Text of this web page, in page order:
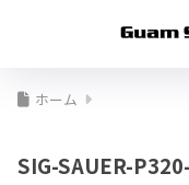
ホーム
SIG-SAUER-